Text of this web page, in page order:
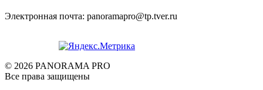
Электронная почта: panoramapro@tp.tver.ru
© 2026 PANORAMA PRO
Все права защищены